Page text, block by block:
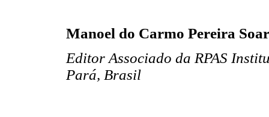
Manoel do Carmo Pereira
Editor Associado da RPAS
Pará, Brasil